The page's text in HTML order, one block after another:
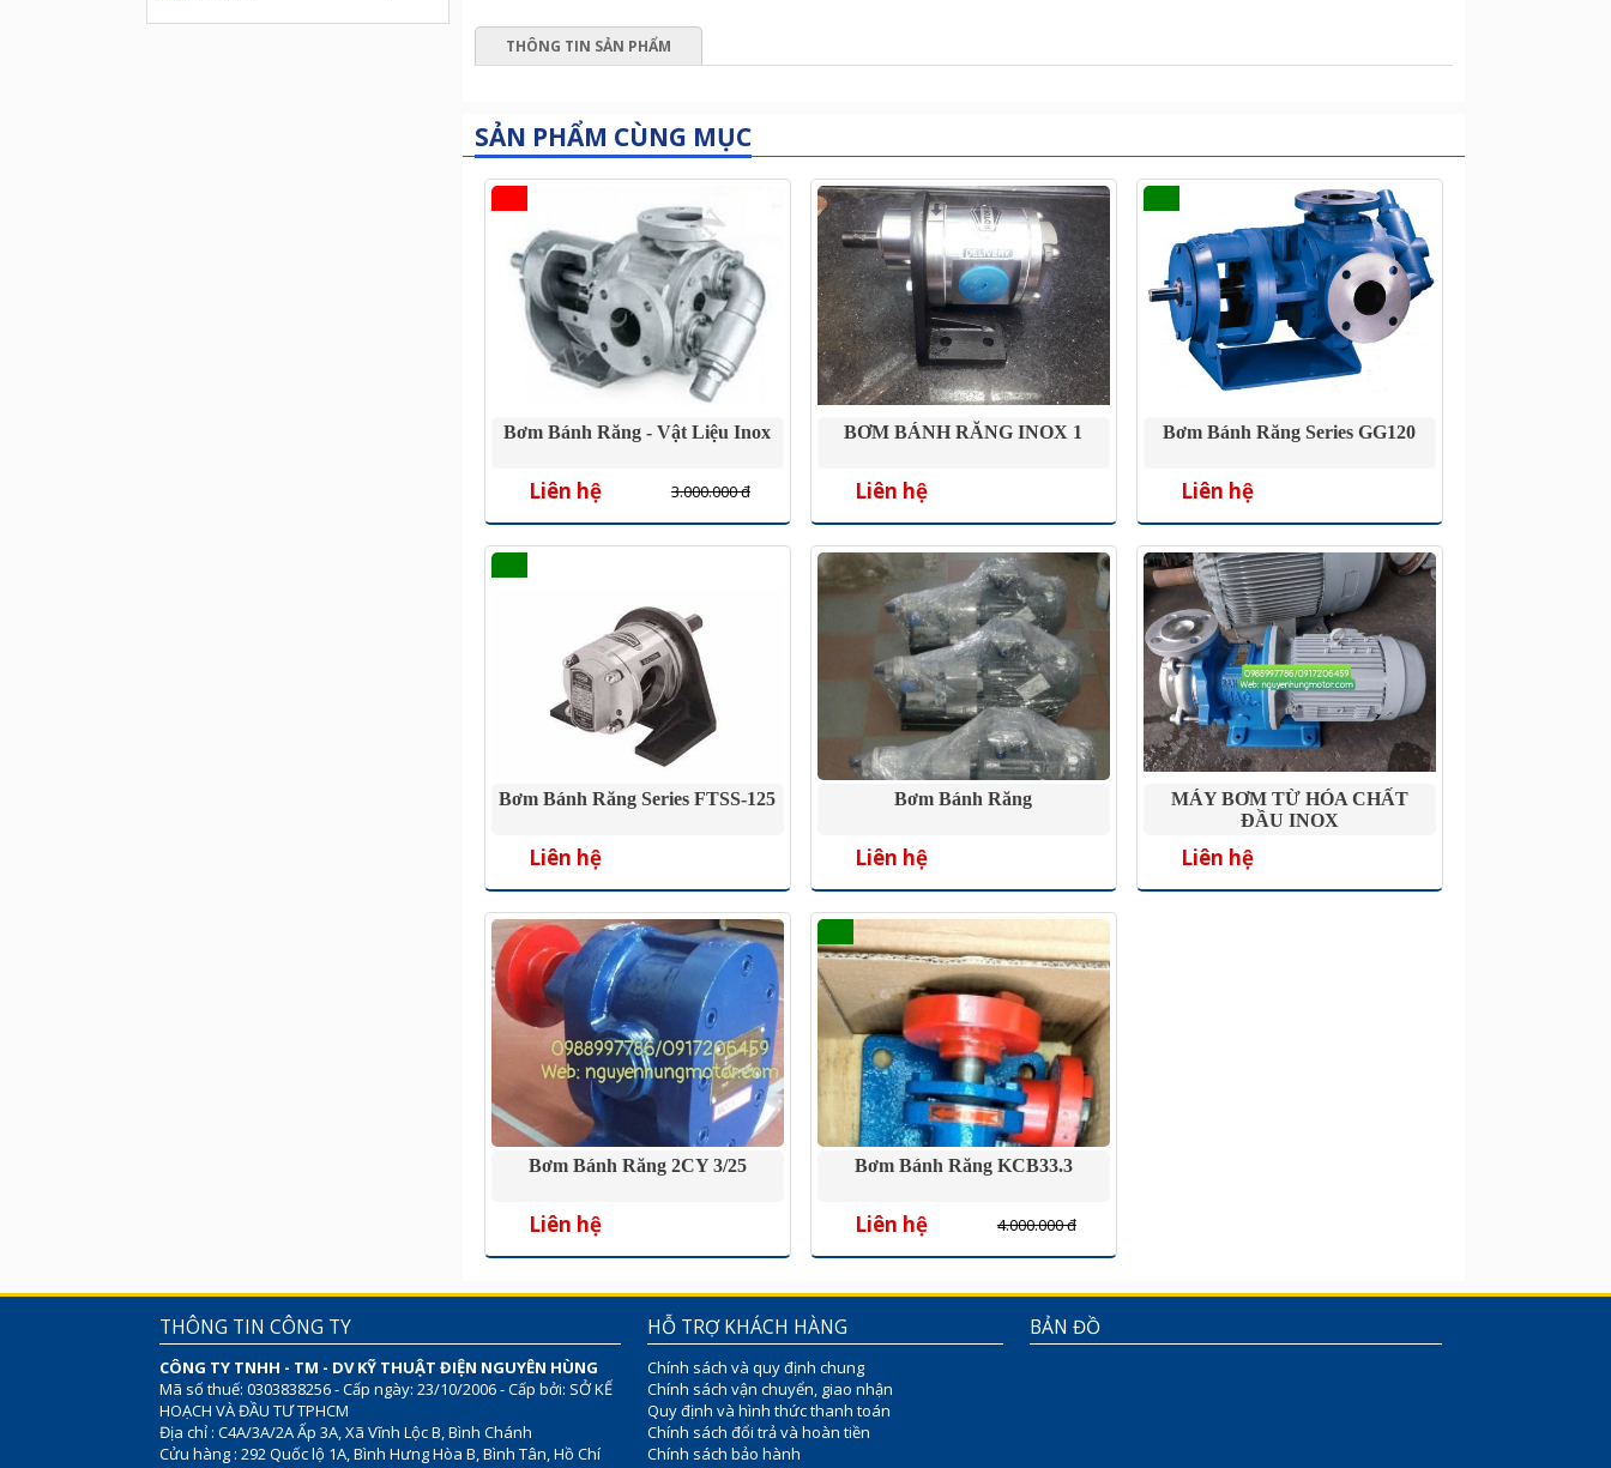
THÔNG TIN SẢN PHẨM
SẢN PHẨM CÙNG MỤC
Bơm Bánh Răng - Vật Liệu Inox
3.000.000 đ
Liên hệ
BƠM BÁNH RĂNG INOX 1
Liên hệ
Bơm Bánh Răng Series GG120
Liên hệ
Bơm Bánh Răng Series FTSS-125
Liên hệ
Bơm Bánh Răng
Liên hệ
MÁY BƠM TỪ HÓA CHẤT
ĐẦU INOX
Liên hệ
Bơm Bánh Răng 2CY 3/25
Liên hệ
Bơm Bánh Răng KCB33.3
4.000.000 đ
Liên hệ
THÔNG TIN CÔNG TY
CÔNG TY TNHH - TM - DV KỸ THUẬT ĐIỆN NGUYÊN HÙNG
Mã số thuế: 0303838256 - Cấp ngày: 23/10/2006 - Cấp bởi: SỞ KẾ
HOẠCH VÀ ĐẦU TƯ TPHCM
Địa chỉ : C4A/3A/2A Ấp 3A, Xã Vĩnh Lộc B, Bình Chánh
Cửu hàng : 292 Quốc lộ 1A, Bình Hưng Hòa B, Bình Tân, Hồ Chí
HỖ TRỢ KHÁCH HÀNG
Chính sách và quy định chung
Chính sách vận chuyển, giao nhận
Quy định và hình thức thanh toán
Chính sách đổi trả và hoàn tiền
Chính sách bảo hành
BẢN ĐỒ